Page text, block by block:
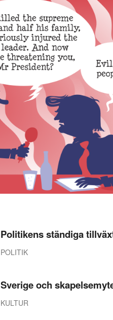
Politikens ständiga
POLITIK
Sverige och
KULTUR